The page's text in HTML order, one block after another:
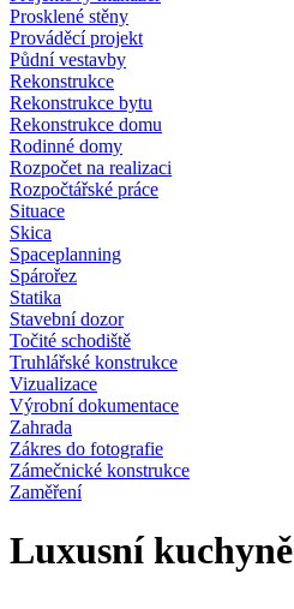
Prosklené stěny
Prováděcí projekt
Půdní vestavby
Rekonstrukce
Rekonstrukce bytu
Rekonstrukce domu
Rodinné domy
Rozpočet na realizaci
Rozpočtářské práce
Situace
Skica
Spaceplanning
Spárořez
Statika
Stavební dozor
Točité schodiště
Truhlářské konstrukce
Vizualizace
Výrobní dokumentace
Zahrada
Zákres do fotografie
Zámečnické konstrukce
Zaměření
Luxusní kuchyně